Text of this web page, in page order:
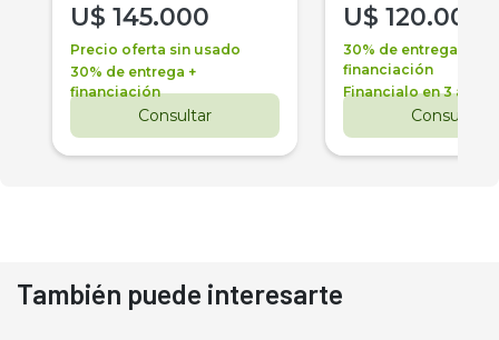
U$ 145.000
Precio oferta sin usado
30% de entrega +
financiación
Consultar
U$ 120.000
30% de entrega +
financiación
Financialo en 3 años
Consultar
También puede interesarte